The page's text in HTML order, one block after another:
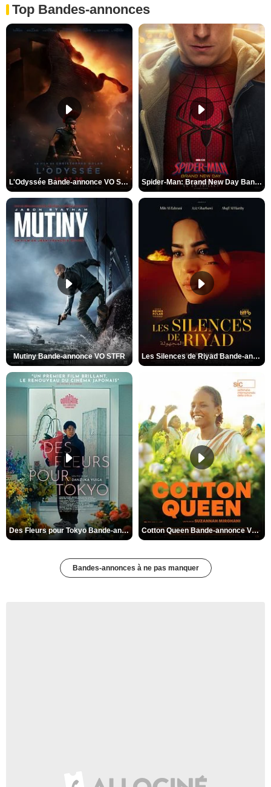
Top Bandes-annonces
L'Odyssée Bande-annonce VO STFR Spider-Man: Brand New Day Bande-annonce VO STFR
Mutiny Bande-annonce VO STFR Les Silences de Riyad Bande-annonce VO STFR
Des Fleurs pour Tokyo Bande-annonce VO STFR Cotton Queen Bande-annonce VO STFR
Bandes-annonces à ne pas manquer